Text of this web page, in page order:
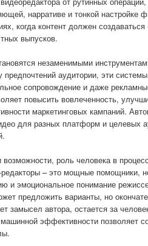
нарративе и тонкой настройке
когда контент должен
выпусков.
незаменимыми
предпочтений аудитории, эти
сопровождение и даже
повысить вовлеченность,
маркетинговых кампаний.
для разных платформ и целевых
роль человека в
– это мощные помощники,
и эмоциональное понимание
предложить варианты, но
замысел автора, остается за
машинной эффективности позволяет